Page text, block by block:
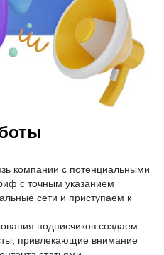
компании с потенциальными
с точным указанием
сети и приступаем к
подписчиков создаем
привлекающие внимание